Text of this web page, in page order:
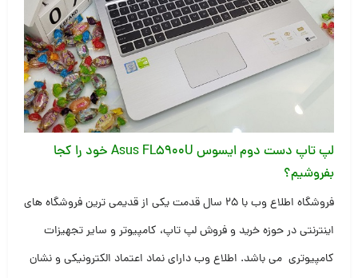
لپ تاپ دست دوم ایسوس Asus FL5900U خود را کجا
بفروشیم؟
فروشگاه اطلاع وب با ۲۵ سال قدمت یکی از قدیمی ترین فروشگاه های
اینترنتی در حوزه خرید و فروش لپ تاپ، کامپیوتر و سایر تجهیزات
کامپیوتری می باشد. اطلاع وب دارای نماد اعتماد الکترونیکی و نشان